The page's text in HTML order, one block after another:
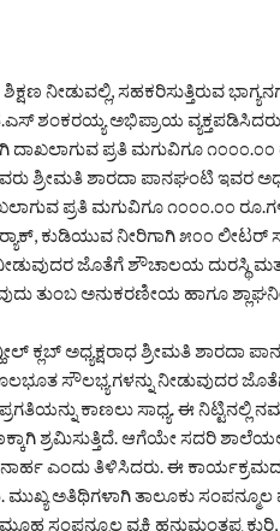
ನೀಡುವಲ್ಲಿ, ಸಹಕರಿಸುತ್ತಿರುವ
ಶಂಕರಯ್ಯ ಅಭಿಪ್ರಾಯ
ಪ್ರತಿ ಮಗುವಿಗೂ ೧೦೦೦.೦೦
ಶ್ರೀಮತಿ ಶಾರದಾ ಪಾನಘಂಟಿ ಇವರ
ಪ್ರತಿ ಮಗುವಿಗೂ ೧೦೦೦.೦೦
ಕುಡಿಯುವ ನೀರಿಗಾಗಿ ೫೦೦ ಲೀಟರ್
ಜೊತೆಗೆ ಶೌಚಾಲಯ ದುರಸ್ಥಿ
ತುಂಬ ಅನುಕರಣೀಯ ಹಾಗೂ
ಕ್ಲಬ್ ಅಧ್ಯಕ್ಷರಾಧ ಶ್ರೀಮತಿ ಶಾರದಾ
ಸೌಲಭ್ಯಗಳನ್ನು ನೀಡುವುದರ
ಕಾಣಲು ಸಾಧ್ಯ. ಈ ನಿಟ್ಟಿನಲ್ಲಿ
ಶ್ರಮಿಸುತ್ತಿದೆ. ಆಗೆಯೇ ಸದರಿ
ಎಂದು ತಿಳಿಸಿದರು. ಈ
ಅತಿಥಿಗಳಾಗಿ ತಾಲೂಕು ಸಂಪನ್ಮೂಲ
ಸಂಪನ್ಮೂಲ ವ್ಯಕ್ತಿ ಹನುಮಂತಪ್ಪ ಕುರಿ,